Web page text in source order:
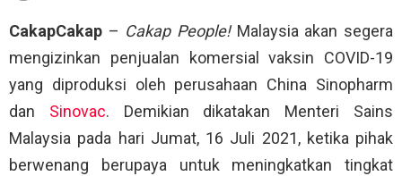
CakapCakap – Cakap People!Malaysia akan segera
mengizinkan penjualan komersial vaksin COVID-19
yang diproduksi oleh perusahaan China Sinopharm
dan Sinovac. Demikian dikatakan Menteri Sains
Malaysia pada hari Jumat, 16 Juli 2021, ketika pihak
berwenang berupaya untuk meningkatkan tingkat